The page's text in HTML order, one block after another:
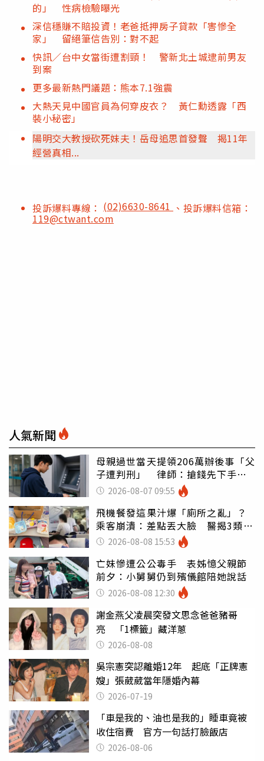
的」 性病檢驗曝光
深信穩賺不賠投資！老爸抵押房子貸款「害慘全
家」 留絕筆信告別：對不起
快訊／台中女當街遭割頸！ 警新北土城逮前男友
到案
更多最新熱門議題：熊本7.1強震
大熱天見中國官員為何穿皮衣？ 黃仁勳透露「西
裝小秘密」
陽明交大教授砍死妹夫！岳母追思首發聲 揭11年
經營真相...
投訴爆料專線： (02)6630-8641 、投訴爆料信箱：
119@ctwant.com
人氣新聞
母親過世當天提領206萬辦後事「父
子遭判刑」 律師：搶錢先下手是
罪 2026-08-07 09:55
飛機餐發這果汁爆「廁所之亂」？
乘客崩潰：差點丟大臉 醫揭3類人
別亂喝
2026-08-08 15:53
亡妹慘遭公公毒手 表姊憶父親節
前夕：小舅舅仍到殯儀館陪她說話
2026-08-08 12:30
謝金燕父凌晨突發文思念爸爸豬哥
亮 「1標籤」藏洋蔥
2026-08-08
吳宗憲突認離婚12年 起底「正牌憲
嫂」張葳葳當年隱婚內幕
2026-07-19
「車是我的、油也是我的」睡車竟被
收住宿費 官方一句話打臉飯店
2026-08-06